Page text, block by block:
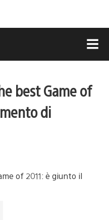
best Game of
di